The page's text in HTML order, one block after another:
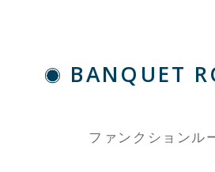
BANQUET
ファンクションル